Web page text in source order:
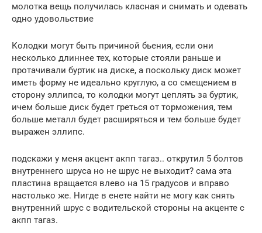
молотка вещь получилась класная и снимать и одевать
одно удовольствие
Колодки могут быть причиной бьения, если они
несколько длиннее тех, которые стояли раньше и
протачивали буртик на диске, а поскольку диск может
иметь форму не идеально круглую, а со смещением в
сторону эллипса, то колодки могут цеплять за буртик,
ичем больше диск будет греться от торможения, тем
больше металл будет расширяться и тем больше будет
выражен эллипс.
подскажи у меня акцент акпп тагаз.. открутил 5 болтов
внутреннего шруса но не шрус не выходит? сама эта
пластина вращается влево на 15 градусов и вправо
настолько же. Нигде в енете найти не могу как снять
внутренний шрус с водительской стороны на акценте с
акпп тагаз.